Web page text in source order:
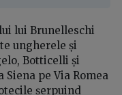
lui Brunelleschi
ungherele și
Botticelli și
pe Via Romea
șerpuind